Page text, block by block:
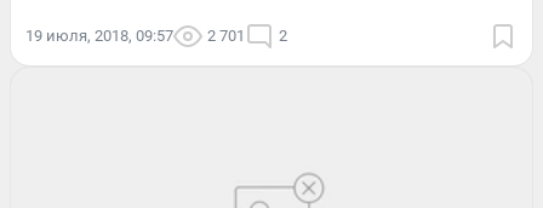
19 июля, 2018, 09:57 2 701 2